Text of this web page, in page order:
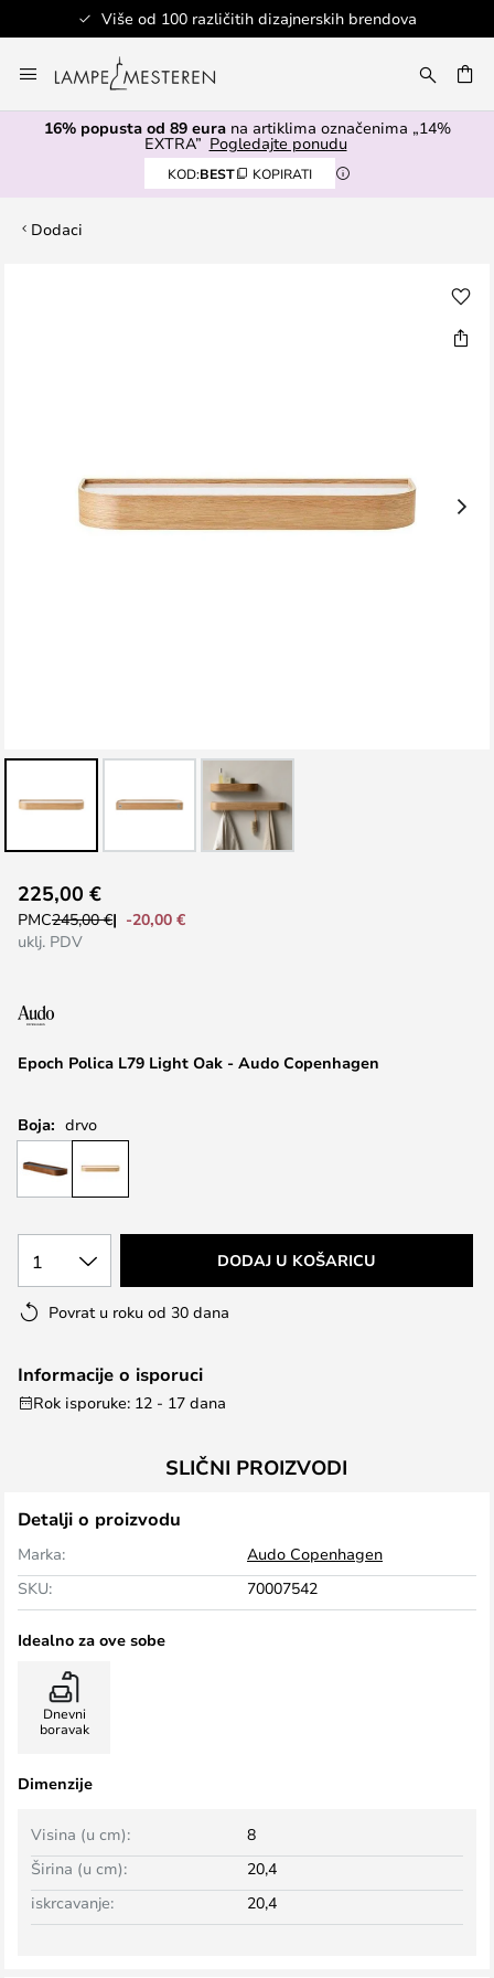
Više od 100 različitih dizajnerskih brendova
to
Content
16% popusta od 89 eurana artiklima označenima „14%
EXTRA” Pogledajte ponudu
KOD:BEST KOPIRATI
Dodaci
to
the
beginning
the
gallery
Epoch Polica L79 Light Oak - Audo Copenhagen
225,00 €
PMC245,00 €
-20,00 €
uklj. PDV
Boja: drvo
1 DODAJ U KOŠARICU
Povrat u roku od 30 dana
Informacije o isporuci
Rok isporuke: 12 - 17 dana
SLIČNI PROIZVODI
Detalji o proizvodu
Marka:
Audo Copenhagen
SKU:
70007542
Idealno za ove sobe
Dnevni
boravak
Dimenzije
Širina (u cm): 20,4
Visina (u cm): 8
iskrcavanje: 20,4